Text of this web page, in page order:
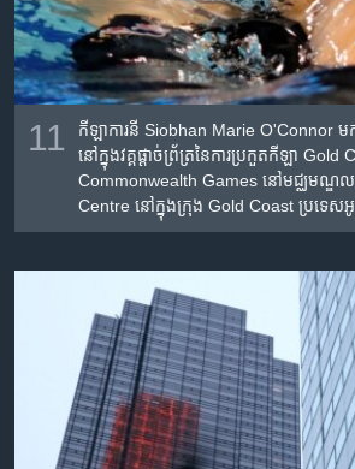
11
កីឡាការនី Siobhan Marie O'Connor ម
នៅ​ក្នុង​វគ្គ​ផ្តាច់ព្រ័ត្រ​នៃ​ការ​ប្រកួត​កីឡា Gold
Commonwealth Games នៅ​មជ្ឈមណ្ឌ
Centre នៅ​ក្នុង​ក្រុង Gold Coast ប្រទេស​អូ